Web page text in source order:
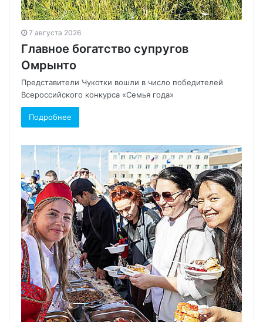
7 августа 2026
Главное богатство супругов
Омрынто
Представители Чукотки вошли в число победителей
Всероссийского конкурса «Семья года»
Подробнее